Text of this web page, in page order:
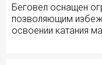
Беговел оснащен
позволяющим
освоении катания